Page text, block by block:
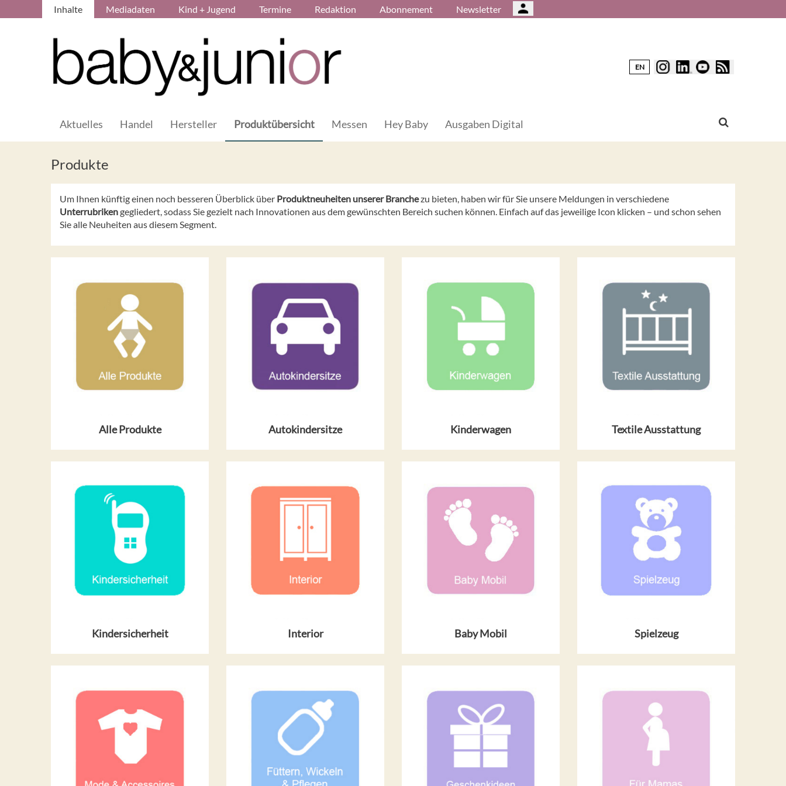
Inhalte Mediadaten Kind + Jugend Termine Redaktion Abonnement Newsletter
EN
Aktuelles Handel Hersteller Produktübersicht Messen Hey Baby Ausgaben Digital
Produkte
Um Ihnen künftig einen noch besseren Überblick über Produktneuheiten unserer Branchezu bieten, haben wir für Sie unsere Meldungen in verschiedene
Unterrubrikengegliedert, sodass Sie gezielt nach Innovationen aus dem gewünschten Bereich suchen können. Einfach auf das jeweilige Icon klicken – und schon sehen
Sie alle Neuheiten aus diesem Segment.
Alle Produkte Autokindersitze Kinderwagen Textile Ausstattung
Kindersicherheit Interior Baby Mobil Spielzeug